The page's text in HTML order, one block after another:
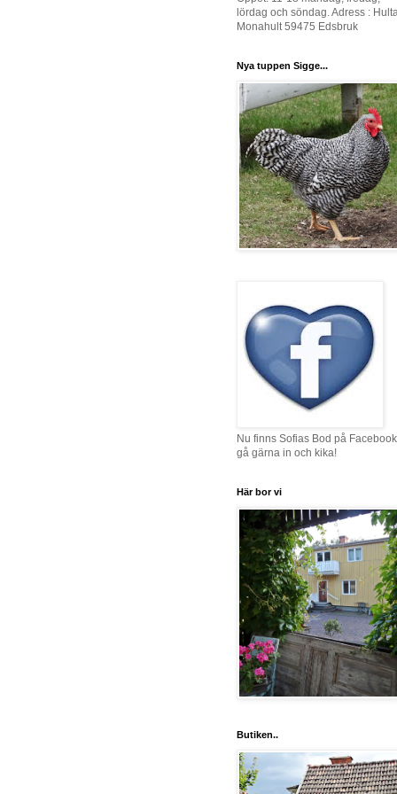
lördag och söndag. Adress :
Monahult 59475 Edsbruk
Nya tuppen Sigge...
Nu finns Sofias Bod på
gå gärna in och kika!
Här bor vi
Butiken..